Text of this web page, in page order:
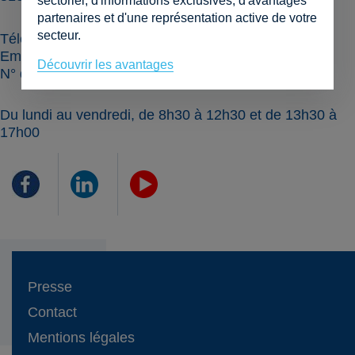
Téléphone
Email
info@horecawallonie.be
N° d'entreprise
0416.290.940
Du lundi au vendredi, de 8h30 à 12h30 et de 13h30 à
17h00
Presse
Contact
Mentions légales
partenaires et d'une représentation active de votre
secteur.
Découvrir les avantages